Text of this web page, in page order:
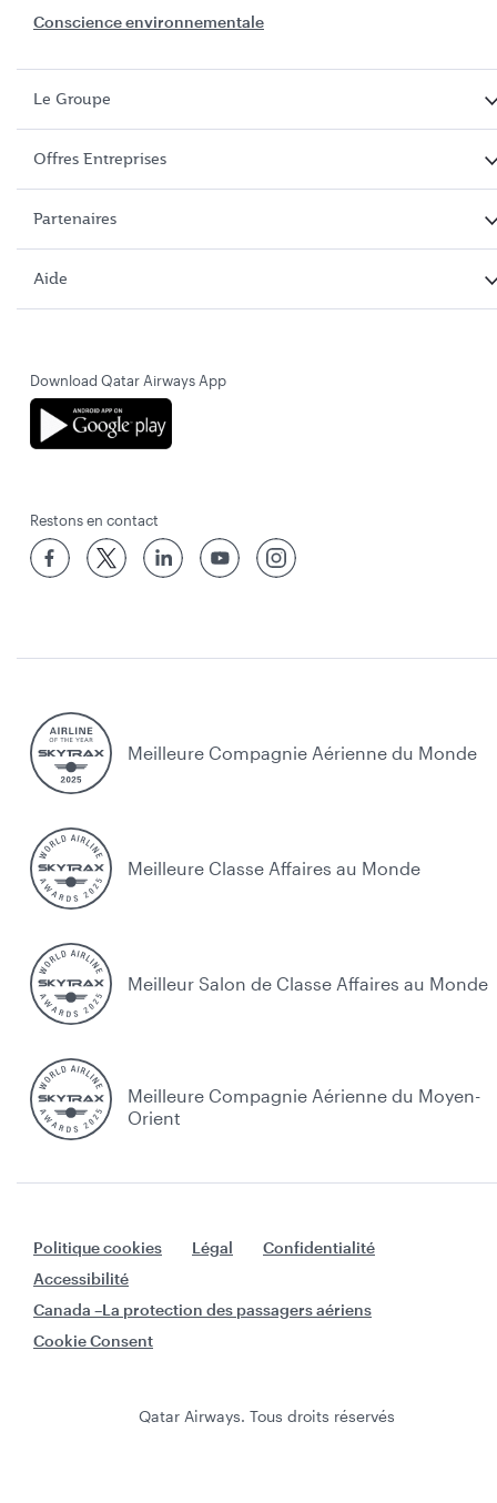
Conscience environnementale
Le Groupe
Offres Entreprises
Partenaires
Aide
Download Qatar Airways App
Restons en contact
Meilleure Compagnie Aérienne du Monde
Meilleure Classe Affaires au Monde
Meilleur Salon de Classe Affaires au Monde
Meilleure Compagnie Aérienne du Moyen-
Orient
Politique cookies Légal
Confidentialité
Accessibilité
Canada –La protection des passagers aériens
Cookie Consent
Qatar Airways. Tous droits réservés